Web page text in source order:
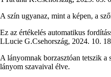
A szín ugyanaz, mint a képen, a
Ez az értékelés automatikus
LLucie G.Csehország, 2024. 10.
A lányomnak borzasztóan tetszik a
lányom szavaival élve.